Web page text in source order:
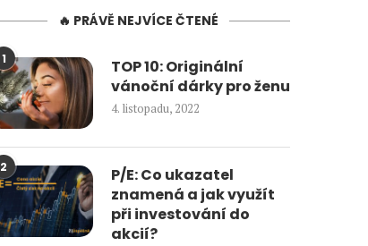
🔥 PRÁVĚ NEJVÍCE ČTENÉ
1
TOP 10: Originální
vánoční dárky pro ženu
4. listopadu, 2022
2
P/E: Co ukazatel
znamená a jak využít
při investování do
akcií?